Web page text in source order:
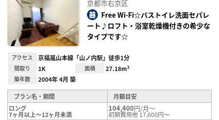
録
京都市右京区
Free Wi-Fi☆バストイレ洗面セパレ
ート♪ロフト・浴室乾燥機付きの希少な
タイプです☆
アクセス 京福嵐山本線「山ノ内駅」徒歩1分
間取り 1K 面積 27.18m²
築年数 2004年 4月 築
プラン名・期間
月額目安
ロング
7ヶ月以上～12ヶ月未満
104,400円/月～
初期費用他 17,600円～